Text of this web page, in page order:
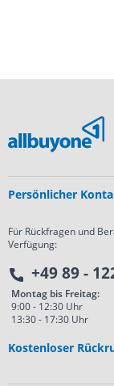
Persönlicher
Für Rückfragen und
Verfügung:
+49 89 -
Montag bis Freitag:
9:00 - 12:30 Uhr
13:30 - 17:30 Uhr
Kostenloser